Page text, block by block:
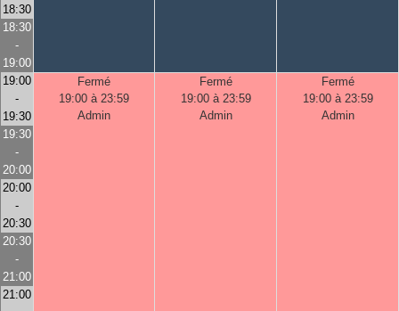
18:30
18:30
-
19:00
19:00
-
19:30
Fermé
19:00 à 23:59
Admin
Fermé
19:00 à 23:59
Admin
Fermé
19:00 à 23:59
Admin
19:30
-
20:00
20:00
-
20:30
20:30
-
21:00
21:00